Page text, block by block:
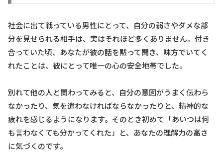
社会に出て戦っている男性にとって、自分の弱さやダメな部
分を見せられる相手は、実はそれほど多くありません。付き
合っていた頃、あなたが彼の話を黙って聞き、味方でいてく
れたことは、彼にとって唯一の心の安全地帯でした。
別れて他の人と関わってみると、自分の意図がうまく伝わら
なかったり、気を遣わなければならなかったりと、精神的な
疲れを感じるようになります。そのとき初めて「あいつは何
も言わなくても分かってくれた」と、あなたの理解力の高さ
に気づくのです。